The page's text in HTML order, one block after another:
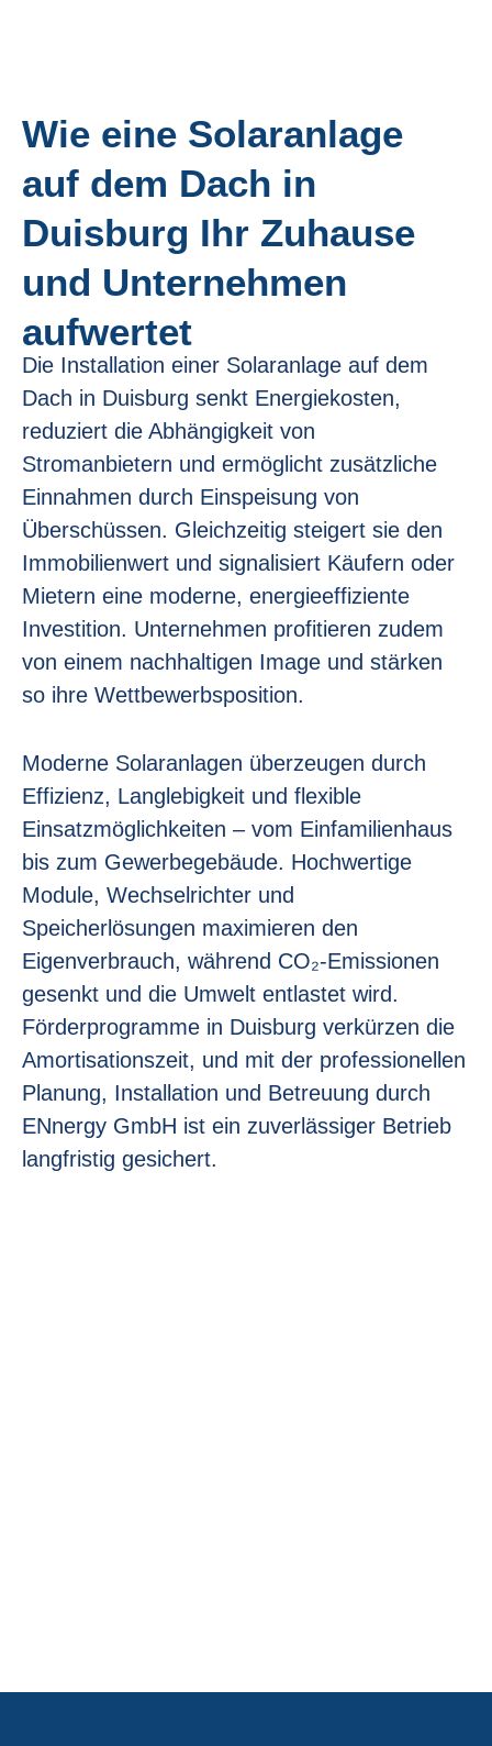
Wie eine Solaranlage
auf dem Dach in
Duisburg Ihr Zuhause
und Unternehmen
aufwertet
Die Installation einer Solaranlage auf dem
Dach in Duisburg senkt Energiekosten,
reduziert die Abhängigkeit von
Stromanbietern und ermöglicht zusätzliche
Einnahmen durch Einspeisung von
Überschüssen. Gleichzeitig steigert sie den
Immobilienwert und signalisiert Käufern oder
Mietern eine moderne, energieeffiziente
Investition. Unternehmen profitieren zudem
von einem nachhaltigen Image und stärken
so ihre Wettbewerbsposition.
Moderne Solaranlagen überzeugen durch
Effizienz, Langlebigkeit und flexible
Einsatzmöglichkeiten – vom Einfamilienhaus
bis zum Gewerbegebäude. Hochwertige
Module, Wechselrichter und
Speicherlösungen maximieren den
Eigenverbrauch, während CO₂-Emissionen
gesenkt und die Umwelt entlastet wird.
Förderprogramme in Duisburg verkürzen die
Amortisationszeit, und mit der professionellen
Planung, Installation und Betreuung durch
ENnergy GmbH ist ein zuverlässiger Betrieb
langfristig gesichert.